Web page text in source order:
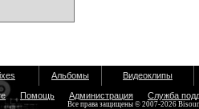
Альбомы Видеоклипы
Помощь Администрация Служба
Все права защищены © 2007-2026